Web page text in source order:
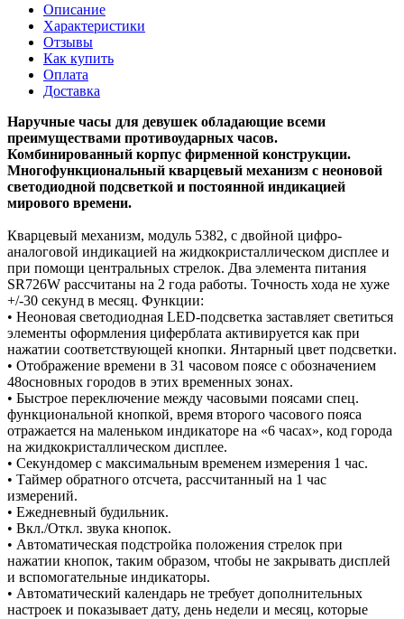
Описание
Характеристики
Отзывы
Как купить
Оплата
Доставка
Наручные часы для девушек обладающие всеми
преимуществами противоударных часов.
Комбинированный корпус фирменной конструкции.
Многофункциональный кварцевый механизм с неоновой
светодиодной подсветкой и постоянной индикацией
мирового времени.
Кварцевый механизм, модуль 5382, с двойной цифро-
аналоговой индикацией на жидкокристаллическом дисплее и
при помощи центральных стрелок. Два элемента питания
SR726W рассчитаны на 2 года работы. Точность хода не хуже
+/-30 секунд в месяц. Функции:
• Неоновая светодиодная LED-подсветка заставляет светиться
элементы оформления циферблата активируется как при
нажатии соответствующей кнопки. Янтарный цвет подсветки.
• Отображение времени в 31 часовом поясе с обозначением
48основных городов в этих временных зонах.
• Быстрое переключение между часовыми поясами спец.
функциональной кнопкой, время второго часового пояса
отражается на маленьком индикаторе на «6 часах», код города
на жидкокристаллическом дисплее.
• Секундомер с максимальным временем измерения 1 час.
• Таймер обратного отсчета, рассчитанный на 1 час
измерений.
• Ежедневный будильник.
• Вкл./Откл. звука кнопок.
• Автоматическая подстройка положения стрелок при
нажатии кнопок, таким образом, чтобы не закрывать дисплей
и вспомогательные индикаторы.
• Автоматический календарь не требует дополнительных
настроек и показывает дату, день недели и месяц, которые